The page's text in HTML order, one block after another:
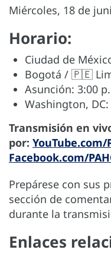
Miércoles, 18 de
Horario:
Ciudad de
Bogotá / 🇵🇪
Asunción: 3:00
Washington,
Transmisión en
por: YouTube.com/
Facebook.com/
Prepárese con sus
sección de
durante la
Enlaces